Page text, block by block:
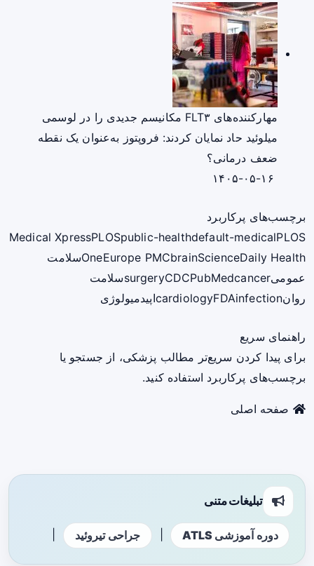
مهارکننده‌های FLT۳ مکانیسم جدیدی را در لوسمی
میلوئید حاد نمایان کردند: فروپتوز به‌عنوان یک نقطه
ضعف درمانی؟
برچسب‌های پرکاربرد
Medical XpressPLOSpublic-healthdefault-medicalPLOS
OneEurope PMCbrainScienceDaily Health
سلامت
عمومی
surgeryCDCPubMedcancer
سلامت
روان
cardiologyFDAinfection اپیدمیولوژی
راهنمای سریع
برای پیدا کردن سریع‌تر مطالب پزشکی، از جستجو یا
برچسب‌های پرکاربرد استفاده کنید.
صفحه اصلی
تبلیغات متنی
دوره آموزشی ATLS جراحی تیروئید